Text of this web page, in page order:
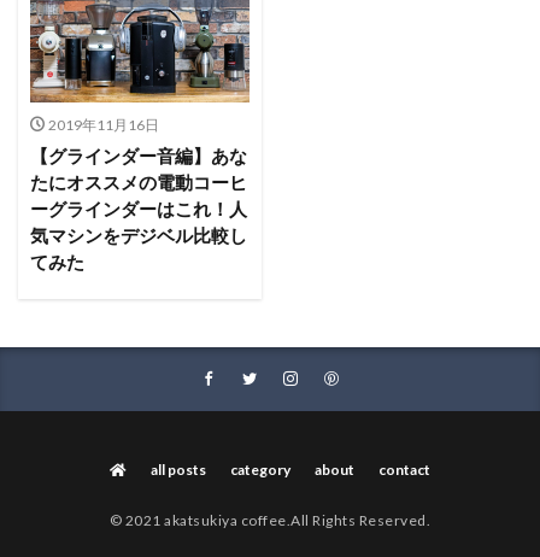
2019年11月16日
【グラインダー音編】あな
たにオススメの電動コーヒ
ーグラインダーはこれ！人
気マシンをデジベル比較し
てみた
all posts category about contact
© 2021 akatsukiya coffee.All Rights Reserved.